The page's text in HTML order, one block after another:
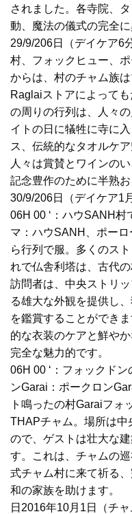
されました。 各寺院、
動、魔法の儀式の完全に
29/9/206日（デイケア6
村、フォックヒュー、
からは、村のチャム族
Raglaiストアによっても
の周りの行列は、人々
イトの日に犠牲に寺に入
ス、伝統的なタオルケ
人々は賞賛とワインの
記念豊作のために半熟お
30/9/206日（デイケア1
06H 00 ‘ ：ハウSANH
マ：ハウSANH、ポー
ら行列で服。 多くのス
れで仏舎利塔は、古代の
訪問者は、中央ストリ
る雄大な外観を提供し
を鑑賞することができま
的な衣装のケアと鮮や
完全な魅力的です。
06H 00 ‘ ：フォックド
ンGarai：ポークロン
ト鳴ったの村Garaiフォ
THAPチャム。 場所は中
ので、ゲストは壮大な
す。
これは、チャムの
式チャム村に来て祈る
和の家族を助けます。
日 2016年10月1日（チ